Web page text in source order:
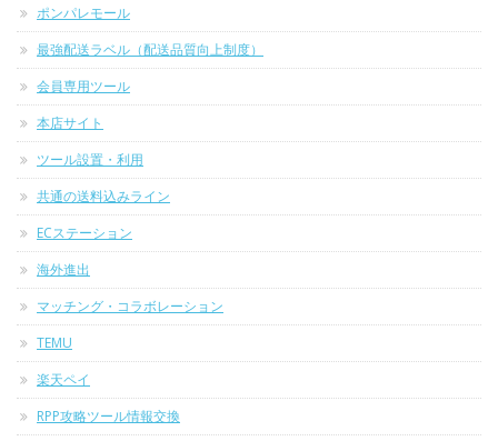
ポンパレモール
最強配送ラベル（配送品質向上制度）
会員専用ツール
本店サイト
ツール設置・利用
共通の送料込みライン
ECステーション
海外進出
マッチング・コラボレーション
TEMU
楽天ペイ
RPP攻略ツール情報交換